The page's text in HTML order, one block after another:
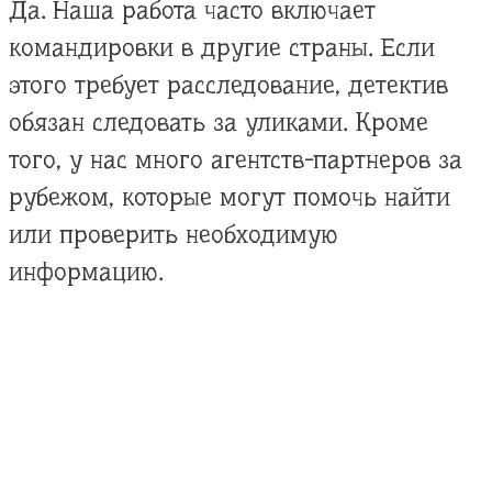
Да. Наша работа часто включает
командировки в другие страны. Если
этого требует расследование, детектив
обязан следовать за уликами. Кроме
того, у нас много агентств-партнеров за
рубежом, которые могут помочь найти
или проверить необходимую
информацию.